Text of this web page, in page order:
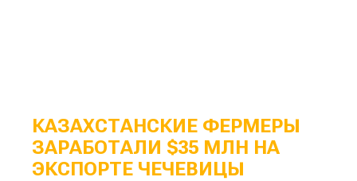
КАЗАХСТАНСКИЕ ФЕРМЕРЫ
ЗАРАБОТАЛИ $35 МЛН НА
ЭКСПОРТЕ ЧЕЧЕВИЦЫ